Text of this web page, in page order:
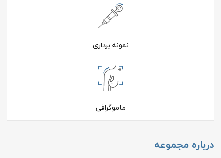
نمونه برداری
ماموگرافی
درباره مجموعه